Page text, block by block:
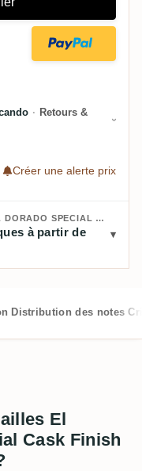
· Retours &
Créer une alerte prix
ACHETER VERSAILLES EL DORADO EL DORADO SPECIAL CASK FINISH WHITE PORT CASKS 2005 :
à partir de
Distribution des notes
El
Cask Finish